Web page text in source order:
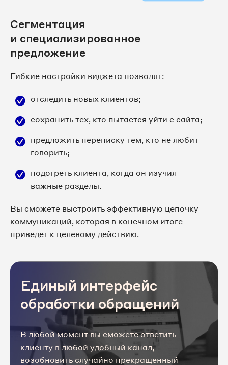
Сегментация
и специализированное
предложение
Гибкие настройки виджета позволят:
отследить новых клиентов;
сохранить тех, кто пытается уйти с сайта;
предложить переписку тем, кто не любит
говорить;
подогреть клиента, когда он изучил
важные разделы.
Вы сможете выстроить эффективную цепочку
коммуникаций, которая в конечном итоге
приведет к целевому действию.
Единый интерфейс
обработки обращений
В любой момент вы сможете ответить
клиенту в любой удобный канал,
возобновить случайно прекращенный